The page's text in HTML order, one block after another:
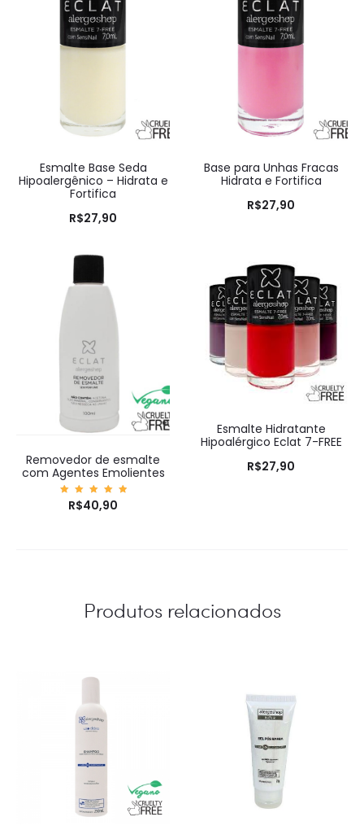
Esmalte Base Seda
Hipoalergênico – Hidrata e
Fortifica
R$27,90
Base para Unhas Fracas
Hidrata e Fortifica
R$27,90
Removedor de esmalte
com Agentes Emolientes
Avaliaç
ão
R$40,90
Esmalte Hidratante
Hipoalérgico Eclat 7-FREE
R$27,90
Produtos relacionados